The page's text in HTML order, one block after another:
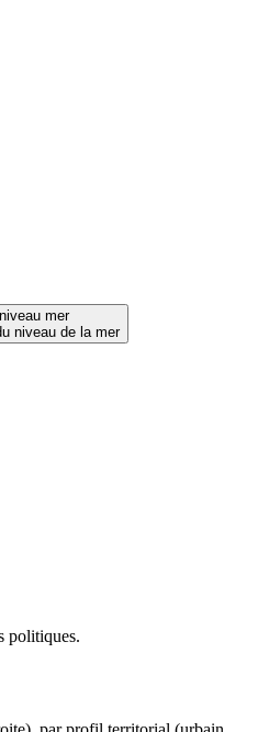
mer
niveau de la mer
politiques.